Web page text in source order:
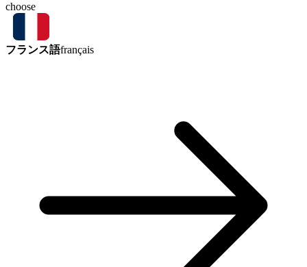
choose
フランス語français